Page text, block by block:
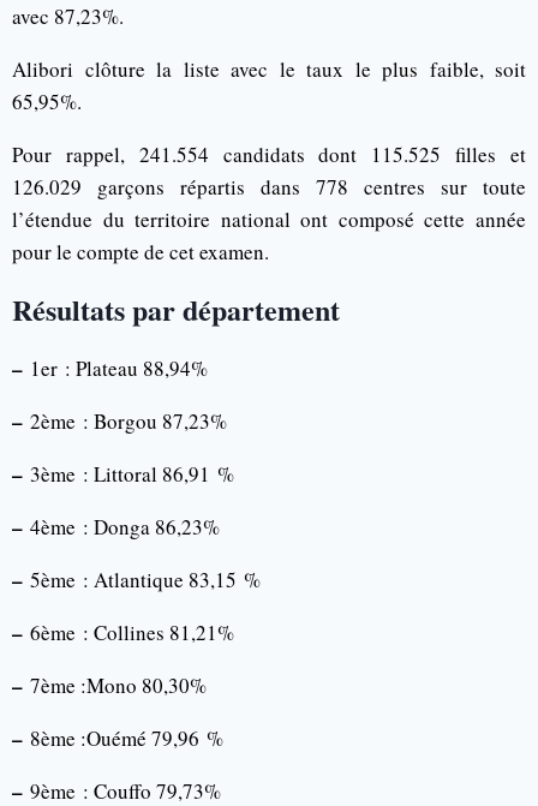
avec 87,23%.
Alibori clôture la liste avec le taux le plus faible, soit
65,95%.
Pour rappel, 241.554 candidats dont 115.525 filles et
126.029 garçons répartis dans 778 centres sur toute
l’étendue du territoire national ont composé cette année
pour le compte de cet examen.
Résultats par département
– 1er : Plateau 88,94%
– 2ème : Borgou 87,23%
– 3ème : Littoral 86,91 %
– 4ème : Donga 86,23%
– 5ème : Atlantique 83,15 %
– 6ème : Collines 81,21%
– 7ème :Mono 80,30%
– 8ème :Ouémé 79,96 %
– 9ème : Couffo 79,73%